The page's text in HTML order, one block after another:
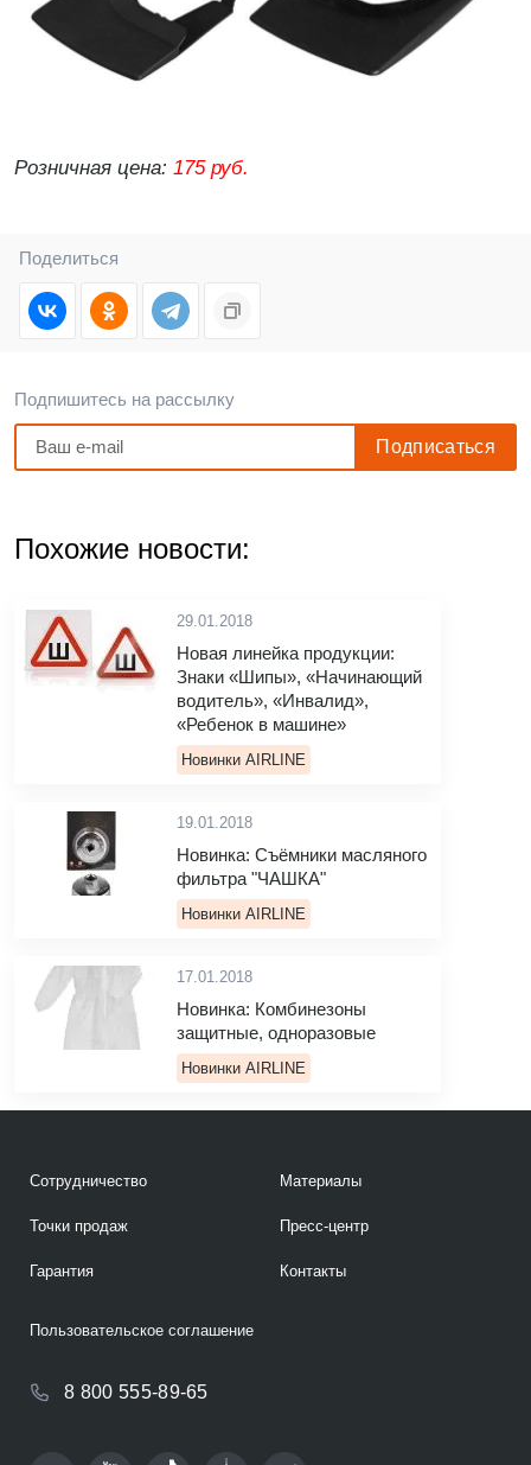
Розничная цена: 175 руб.
Поделиться
Подпишитесь на рассылку
Похожие новости:
29.01.2018
Новая линейка продукции:
Знаки «Шипы», «Начинающий
водитель», «Инвалид»,
«Ребенок в машине»
Новинки AIRLINE
19.01.2018
Новинка: Cъёмники масляного
фильтра "ЧАШКА"
Новинки AIRLINE
17.01.2018
Новинка: Комбинезоны
защитные, одноразовые
Новинки AIRLINE
Сотрудничество
Точки продаж
Гарантия
Материалы
Пресс-центр
Контакты
8 800 555-89-65
Пользовательское соглашение